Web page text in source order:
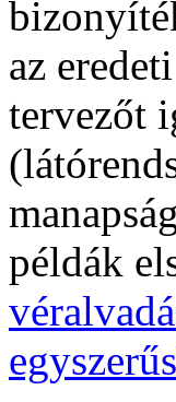
az
tervezőt
példák